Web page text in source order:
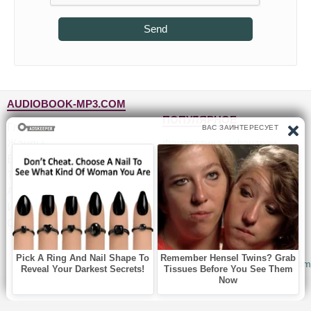
Send
AUDIOBOOK-MP3.COM
Главная
Жанры
Блог
Топ-100
Исполнители
Обратная связь
ПОПУЛЯРНОЕ
Фантастика и фэнтези
Детективы, триллеры
Для детей
Роман, проза
Приключения
Юмор, сатира
© 2010-2026Audiobook-mp3.com